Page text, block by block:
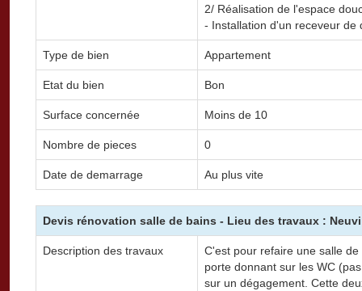
2/ Réalisation de l'espace
- Installation d'un receveur de
Type de bien Appartement
Etat du bien Bon
Surface concernée Moins de 10
Nombre de pieces 0
Date de demarrage Au plus vite
Devis rénovation salle de bains - Lieu des travaux :
Description des travaux
C'est pour refaire une salle
porte donnant sur les WC
sur un dégagement. Cette